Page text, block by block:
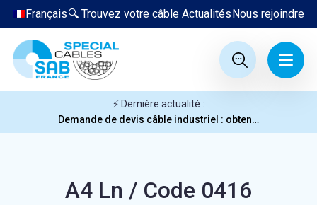
Nous rejoindre
Actualités
🔍 Trouvez votre câble
Français
⚡ Dernière actualité :
Demande de devis câble industriel : obtenez votre prix en quelques clics
A4 Ln / Code 0416